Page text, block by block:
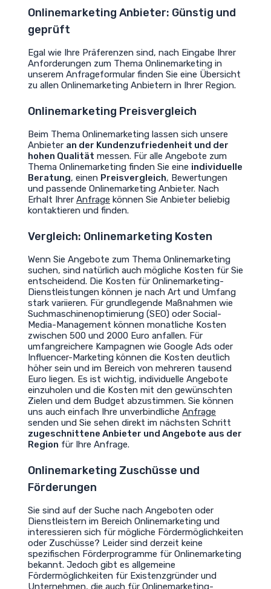
Onlinemarketing Anbieter: Günstig und
geprüft
Egal wie Ihre Präferenzen sind, nach Eingabe Ihrer
Anforderungen zum Thema Onlinemarketing in
unserem Anfrageformular finden Sie eine Übersicht
zu allen Onlinemarketing Anbietern in Ihrer Region.
Onlinemarketing Preisvergleich
Beim Thema Onlinemarketing lassen sich unsere
Anbieter an der Kundenzufriedenheit und der
hohen Qualität messen. Für alle Angebote zum
Thema Onlinemarketing finden Sie eine individuelle
Beratung, einen Preisvergleich, Bewertungen
und passende Onlinemarketing Anbieter. Nach
Erhalt Ihrer Anfrage können Sie Anbieter beliebig
kontaktieren und finden.
Vergleich: Onlinemarketing Kosten
Wenn Sie Angebote zum Thema Onlinemarketing
suchen, sind natürlich auch mögliche Kosten für Sie
entscheidend. Die Kosten für Onlinemarketing-
Dienstleistungen können je nach Art und Umfang
stark variieren. Für grundlegende Maßnahmen wie
Suchmaschinenoptimierung (SEO) oder Social-
Media-Management können monatliche Kosten
zwischen 500 und 2000 Euro anfallen. Für
umfangreichere Kampagnen wie Google Ads oder
Influencer-Marketing können die Kosten deutlich
höher sein und im Bereich von mehreren tausend
Euro liegen. Es ist wichtig, individuelle Angebote
einzuholen und die Kosten mit den gewünschten
Zielen und dem Budget abzustimmen. Sie können
uns auch einfach Ihre unverbindliche Anfrage
senden und Sie sehen direkt im nächsten Schritt
zugeschnittene Anbieter und Angebote aus der
Region für Ihre Anfrage.
Onlinemarketing Zuschüsse und
Förderungen
Sie sind auf der Suche nach Angeboten oder
Dienstleistern im Bereich Onlinemarketing und
interessieren sich für mögliche Fördermöglichkeiten
oder Zuschüsse? Leider sind derzeit keine
spezifischen Förderprogramme für Onlinemarketing
bekannt. Jedoch gibt es allgemeine
Fördermöglichkeiten für Existenzgründer und
Unternehmen, die auch für Onlinemarketing-